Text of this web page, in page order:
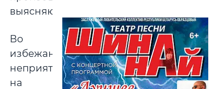
выясняются.
Во
избежание
неприятностей
на